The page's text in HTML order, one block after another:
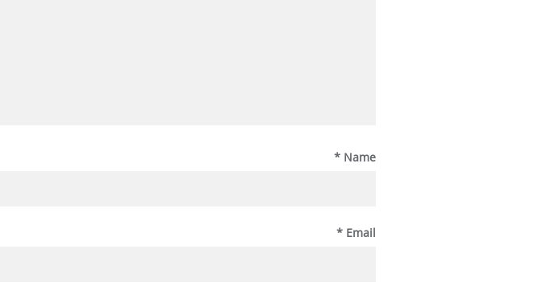
Name
*
Email
*